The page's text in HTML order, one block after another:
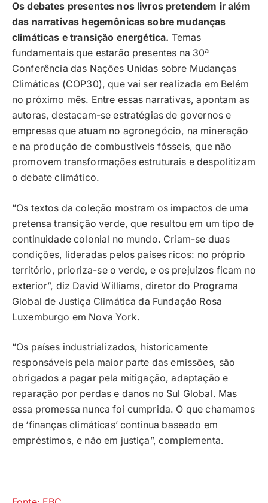
Os debates presentes nos livros pretendem ir além
das narrativas hegemônicas sobre mudanças
climáticas e transição energética. Temas
fundamentais que estarão presentes na 30ª
Conferência das Nações Unidas sobre Mudanças
Climáticas (COP30), que vai ser realizada em Belém
no próximo mês. Entre essas narrativas, apontam as
autoras, destacam-se estratégias de governos e
empresas que atuam no agronegócio, na mineração
e na produção de combustíveis fósseis, que não
promovem transformações estruturais e despolitizam
o debate climático.
“Os textos da coleção mostram os impactos de uma
pretensa transição verde, que resultou em um tipo de
continuidade colonial no mundo. Criam-se duas
condições, lideradas pelos países ricos: no próprio
território, prioriza-se o verde, e os prejuízos ficam no
exterior”, diz David Williams, diretor do Programa
Global de Justiça Climática da Fundação Rosa
Luxemburgo em Nova York.
“Os países industrializados, historicamente
responsáveis pela maior parte das emissões, são
obrigados a pagar pela mitigação, adaptação e
reparação por perdas e danos no Sul Global. Mas
essa promessa nunca foi cumprida. O que chamamos
de ‘finanças climáticas’ continua baseado em
empréstimos, e não em justiça”, complementa.